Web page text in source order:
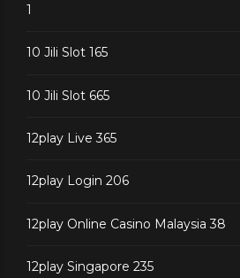
1
10 Jili Slot 165
10 Jili Slot 665
12play Live 365
12play Login 206
12play Online Casino Malaysia 38
12play Singapore 235